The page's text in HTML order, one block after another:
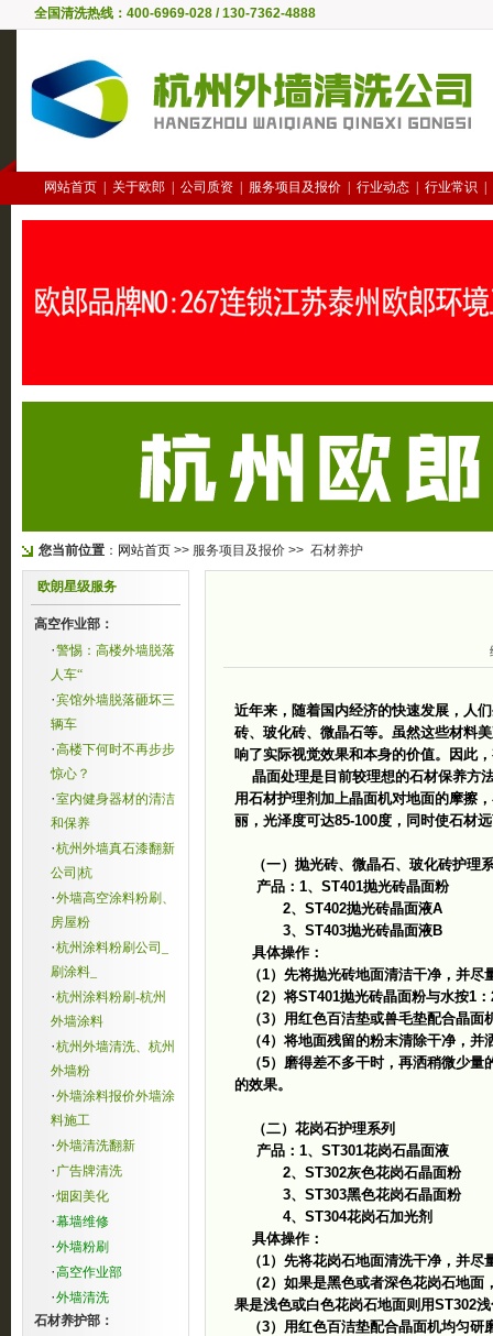
全国清洗热线：400-6969-028 / 130-7362-4888
网站首页 关于欧郎 公司质资 服务项目及报价 行业动态 行业常识
您当前位置 ： 网站首页 >> 服务项目及报价 >> 石材养护
欧朗星级服务
高空作业部：
·警惕：高楼外墙脱落
人车“
·宾馆外墙脱落砸坏三
辆车
·高楼下何时不再步步
惊心？
·室内健身器材的清洁
和保养
·杭州外墙真石漆翻新
公司|杭
·外墙高空涂料粉刷、
房屋粉
·杭州涂料粉刷公司_
刷涂料_
·杭州涂料粉刷-杭州
外墙涂料
·杭州外墙清洗、杭州
外墙粉
·外墙涂料报价外墙涂
料施工
·外墙清洗翻新
· 广告牌清洗
·烟囱美化
·幕墙维修
·外墙粉刷
·高空作业部
·外墙清洗
石材养护部：
近年来，随着国内经济的快速发展，人
砖、玻化砖、微晶石等。虽然这些材料
响了实际视觉效果和本身的价值。因此
晶面处理是目前较理想的石材保养方
用石材护理剂加上晶面机对地面的摩擦
丽，光泽度可达85-100度，同时使石材
（一）抛光砖、微晶石、玻化砖护理
产品：1、ST401抛光砖晶面粉
2、ST402抛光砖晶面液A
3、ST403抛光砖晶面液B
具体操作：
（1）先将抛光砖地面清洁干净，并尽
（2）将ST401抛光砖晶面粉与水按1
（3）用红色百洁垫或兽毛垫配合晶面
（4）将地面残留的粉末清除干净，并
（5）磨得差不多干时，再洒稍微少量
的效果。
（二）花岗石护理系列
产品：1、ST301花岗石晶面液
2、ST302灰色花岗石晶面粉
3、ST303黑色花岗石晶面粉
4、ST304花岗石加光剂
具体操作：
（1）先将花岗石地面清洗干净，并尽
（2）如果是黑色或者深色花岗石地面
果是浅色或白色花岗石地面则用ST302
（3）用红色百洁垫配合晶面机均匀研